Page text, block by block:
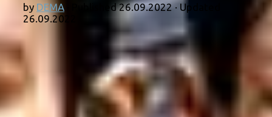
by DEMA · Published26.09.2022· Updated
26.09.2022